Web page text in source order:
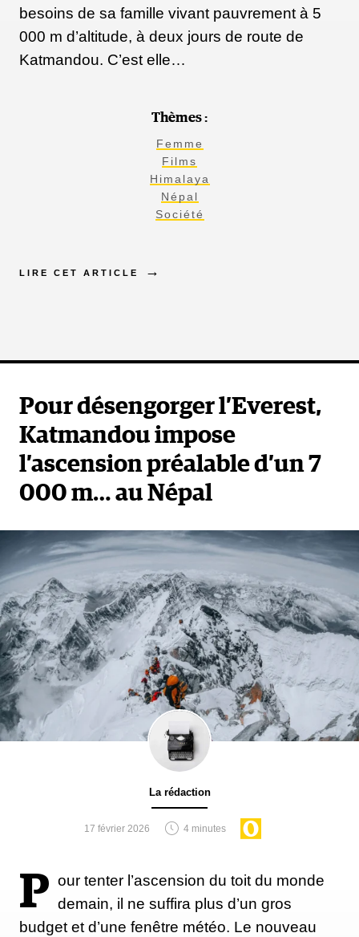
besoins de sa famille vivant pauvrement à 5
000 m d’altitude, à deux jours de route de
Katmandou. C’est elle…
Thèmes :
Femme
Films
Himalaya
Népal
Société
LIRE CET ARTICLE
Pour désengorger l’Everest,
Katmandou impose
l’ascension préalable d’un 7
000 m… au Népal
La rédaction
17 février 2026 4 minutes
P our tenter l’ascension du toit du monde
demain, il ne suffira plus d’un gros
budget et d’une fenêtre météo. Le nouveau